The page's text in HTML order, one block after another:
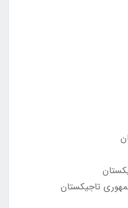
تاجیکستان